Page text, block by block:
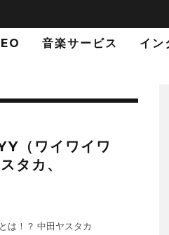
音楽サービス イン
（ワイワイワ
タカ、
は！？ 中田ヤスタカ